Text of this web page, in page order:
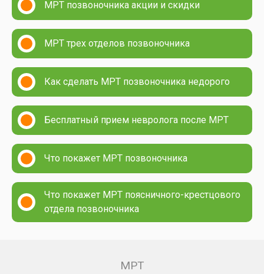
МРТ позвоночника акции и скидки
МРТ трех отделов позвоночника
Как сделать МРТ позвоночника недорого
Бесплатный прием невролога после МРТ
Что покажет МРТ позвоночника
Что покажет МРТ поясничного-крестцового
отдела позвоночника
МРТ